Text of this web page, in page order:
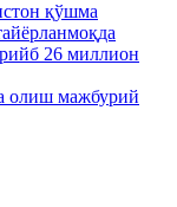
қўшма
26 миллион
олиш мажбурий